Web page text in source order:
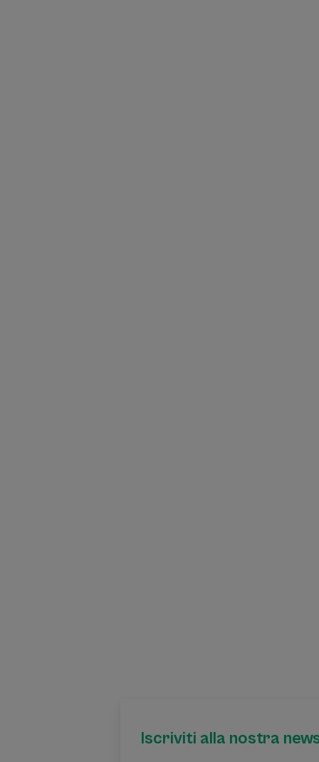
Iscriviti alla nostra